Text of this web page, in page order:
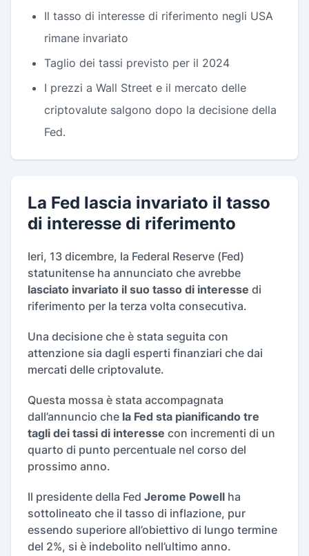
Il tasso di interesse di riferimento negli USA
rimane invariato
Taglio dei tassi previsto per il 2024
I prezzi a Wall Street e il mercato delle
criptovalute salgono dopo la decisione della
Fed.
La Fed lascia invariato il tasso
di interesse di riferimento
Ieri, 13 dicembre, la Federal Reserve (Fed)
statunitense ha annunciato che avrebbe
lasciato invariato il suo tasso di interesse di
riferimento per la terza volta consecutiva.
Una decisione che è stata seguita con
attenzione sia dagli esperti finanziari che dai
mercati delle criptovalute.
Questa mossa è stata accompagnata
dall’annuncio che la Fed sta pianificando tre
tagli dei tassi di interesse con incrementi di un
quarto di punto percentuale nel corso del
prossimo anno.
Il presidente della Fed Jerome Powell ha
sottolineato che il tasso di inflazione, pur
essendo superiore all’obiettivo di lungo termine
del 2%, si è indebolito nell’ultimo anno.